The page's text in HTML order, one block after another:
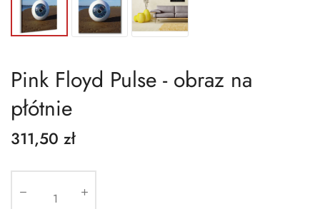
Pink Floyd Pulse - obraz na
płótnie
311,50 zł